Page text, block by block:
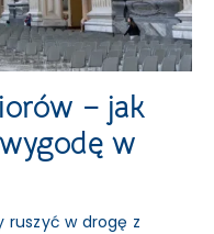
– jak
w
ruszyć w drogę z